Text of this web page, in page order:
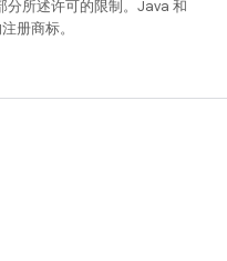
分所述许可的限制。Java 和
册商标。